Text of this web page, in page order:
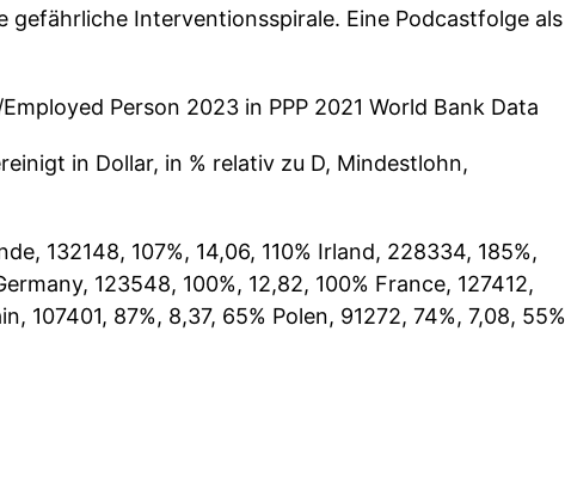
Interventionsspirale. Eine Podcastfolge als
Person 2023 in PPP 2021 World Bank Data
in Dollar, in % relativ zu D, Mindestlohn,
132148, 107%, 14,06, 110% Irland, 228334, 185%,
123548, 100%, 12,82, 100% France, 127412,
107401, 87%, 8,37, 65% Polen, 91272, 74%, 7,08, 55%